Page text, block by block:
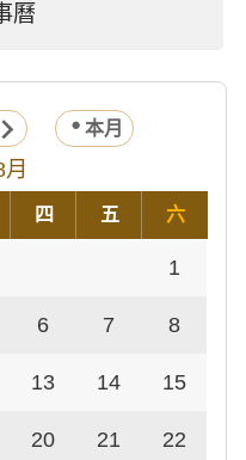
曆
本月
四 五 六
1
6 7 8
13 14 15
20 21 22